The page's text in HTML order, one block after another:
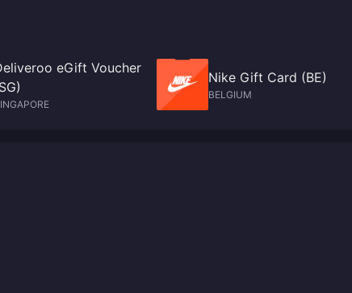
eGift Voucher
Nike Gift Card (BE)
BELGIUM